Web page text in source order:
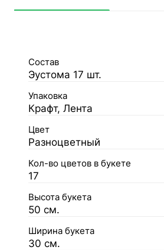
Состав
Эустома 17 шт.
Упаковка
Крафт, Лента
Цвет
Разноцветный
Кол-во цветов в букете
17
Высота букета
50 см.
Ширина букета
30 см.